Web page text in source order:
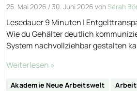
25. Mai 2026 / 30. Juni 2026 vonSarah
Lesedauer 9 Minuten |
Wie du Gehälter deutlich
System nachvollziehbar gestalten
Weiterlesen »
Akademie Neue Arbeitswelt